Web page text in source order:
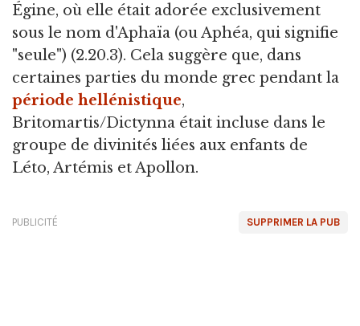
Égine, où elle était adorée exclusivement
sous le nom d'Aphaïa (ou Aphéa, qui signifie
"seule") (2.20.3). Cela suggère que, dans
certaines parties du monde grec pendant la
période hellénistique,
Britomartis/Dictynna était incluse dans le
groupe de divinités liées aux enfants de
Léto, Artémis et Apollon.
SUPPRIMER LA PUB
PUBLICITÉ